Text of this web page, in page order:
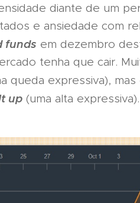
diante de um
e ansiedade com
funds em dezembro
tenha que cair.
queda expressiva),
up (uma alta expressiva).